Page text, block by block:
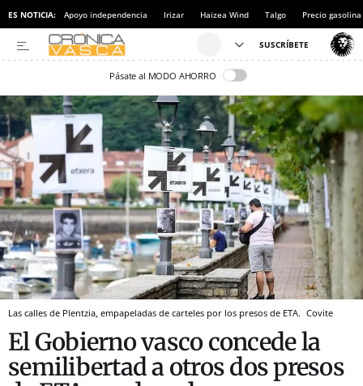
ES NOTICIA: Apoyo independencia Irizar Haizea Wind Talgo Precio gasolina
Pásate al MODO AHORRO
Las calles de Plentzia, empapeladas de carteles por los presos de ETA. Covite
El Gobierno vasco concede la
semilibertad a otros dos presos